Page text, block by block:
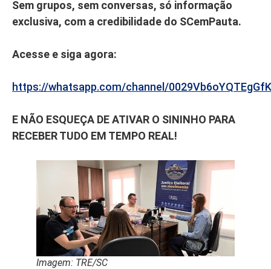
Sem grupos, sem conversas, só informação
exclusiva, com a credibilidade do SCemPauta.
Acesse e siga agora:
https://whatsapp.com/channel/
E NÃO ESQUEÇA DE ATIVAR O SININHO PARA
RECEBER TUDO EM TEMPO REAL!
Imagem: TRE/SC